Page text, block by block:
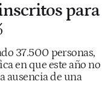
para
37.500 personas,
en que este año no
ausencia de una